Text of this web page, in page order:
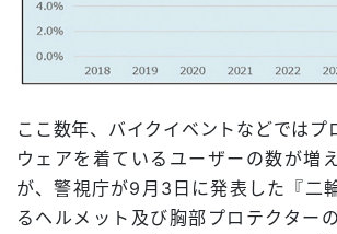
ここ数年、バイクイベントなどではプ
ウェアを着ているユーザーの数が増
が、警視庁が9月3日に発表した『二
るヘルメット及び胸部プロテクター